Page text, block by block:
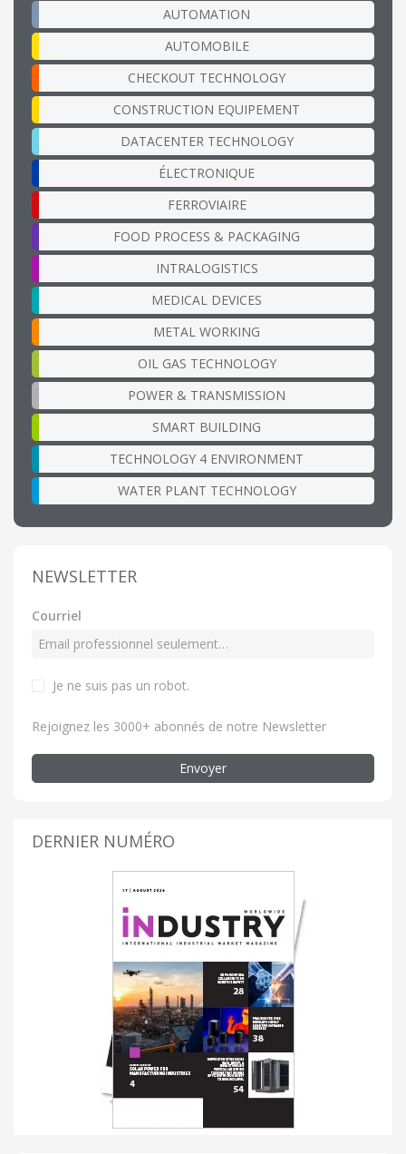
AUTOMATION
AUTOMOBILE
CHECKOUT TECHNOLOGY
CONSTRUCTION EQUIPEMENT
DATACENTER TECHNOLOGY
ÉLECTRONIQUE
FERROVIAIRE
FOOD PROCESS & PACKAGING
INTRALOGISTICS
MEDICAL DEVICES
METAL WORKING
OIL GAS TECHNOLOGY
POWER & TRANSMISSION
SMART BUILDING
TECHNOLOGY 4 ENVIRONMENT
WATER PLANT TECHNOLOGY
NEWSLETTER
Courriel
Je ne suis pas un robot.
Rejoignez les 3000+ abonnés de notre Newsletter
Envoyer
DERNIER NUMÉRO